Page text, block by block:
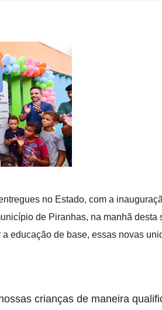
no Estado, com a
de Piranhas, na manhã desta
educação de base, essas novas
crianças de maneira